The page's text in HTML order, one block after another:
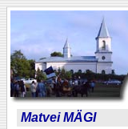
Matvei MÄGI